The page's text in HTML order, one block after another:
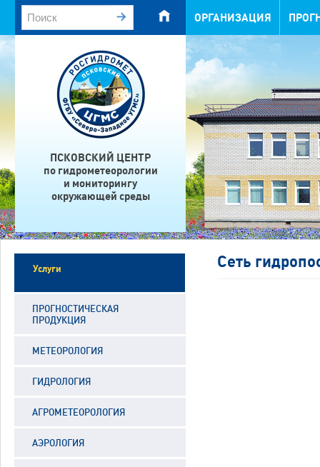
ОРГАНИЗАЦИЯ
ПСКОВСКИЙ ЦЕНТР
по гидрометеорологии
и мониторингу
окружающей среды
Услуги
ПРОГНОСТИЧЕСКАЯ
ПРОДУКЦИЯ
МЕТЕОРОЛОГИЯ
ГИДРОЛОГИЯ
АГРОМЕТЕОРОЛОГИЯ
АЭРОЛОГИЯ
Сеть